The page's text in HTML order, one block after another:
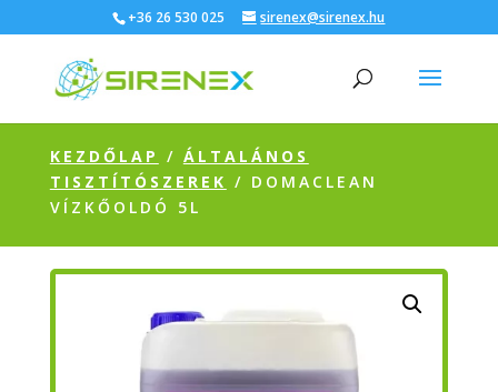
+36 26 530 025 sirenex@sirenex.hu
KEZDŐLAP / ÁLTALÁNOS
TISZTÍTÓSZEREK / DOMACLEAN
VÍZKŐOLDÓ 5L